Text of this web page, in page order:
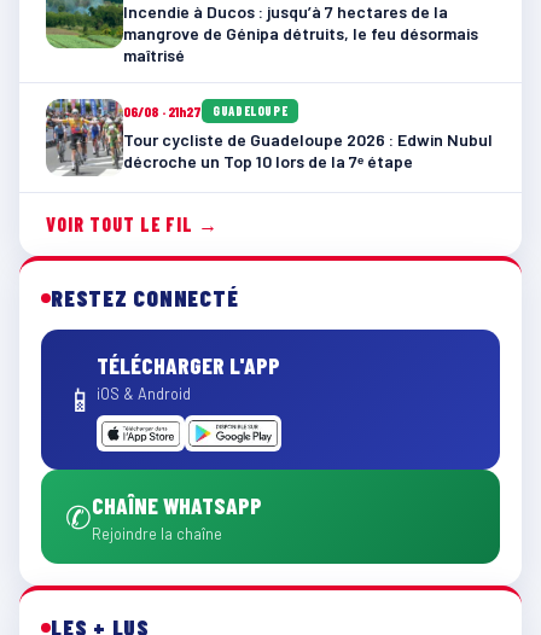
Incendie à Ducos : jusqu’à 7 hectares de la
mangrove de Génipa détruits, le feu désormais
maîtrisé
06/08 · 21h27 GUADELOUPE
Tour cycliste de Guadeloupe 2026 : Edwin Nubul
décroche un Top 10 lors de la 7ᵉ étape
VOIR TOUT LE FIL →
RESTEZ CONNECTÉ
📱
TÉLÉCHARGER L'APP
iOS & Android
✆CHAÎNE WHATSAPP
Rejoindre la chaîne
LES + LUS